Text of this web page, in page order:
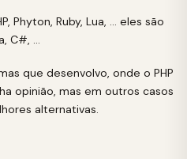
Phyton, Ruby, Lua, … eles são
C#, …
que desenvolvo, onde o PHP
opinião, mas em outros casos
alternativas.